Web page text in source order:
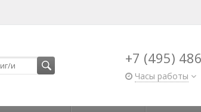
+7 (495)
Часы работы